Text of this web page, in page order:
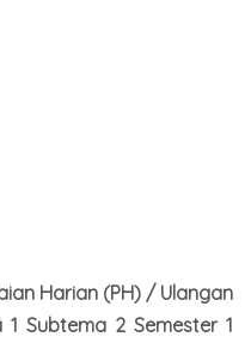
Harian (PH) / Ulangan
1 Subtema 2 Semester 1